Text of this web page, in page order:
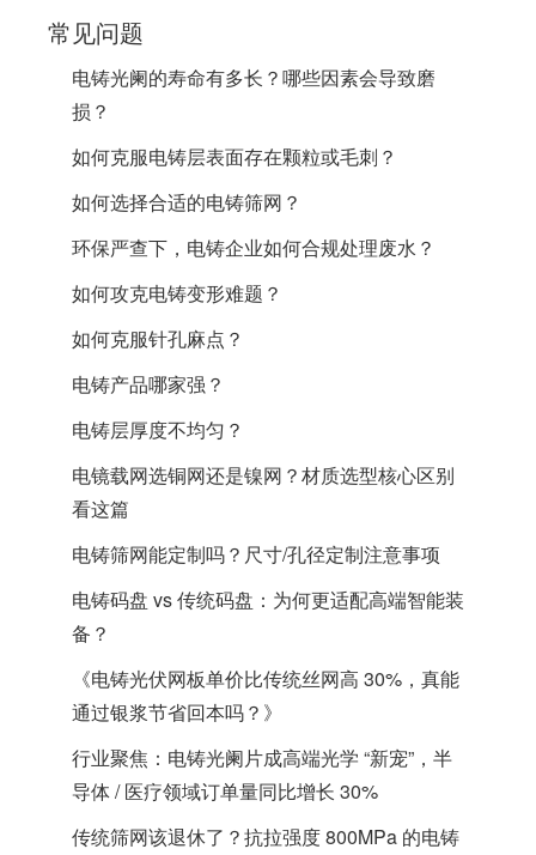
常见问题
电铸光阑的寿命有多长？哪些因素会导致磨
损？
如何克服电铸层表面存在颗粒或毛刺？
​如何选择合适的电铸筛网？
环保严查下，电铸企业如何合规处理废水？
如何攻克电铸变形难题？
如何克服针孔麻点？
电铸产品哪家强？
电铸层厚度不均匀？
电镜载网选铜网还是镍网？材质选型核心区别
看这篇
电铸筛网能定制吗？尺寸/孔径定制注意事项
电铸码盘 vs 传统码盘：为何更适配高端智能装
备？
《电铸光伏网板单价比传统丝网高 30%，真能
通过银浆节省回本吗？》
行业聚焦：电铸光阑片成高端光学 “新宠”，半
导体 / 医疗领域订单量同比增长 30%
传统筛网该退休了？抗拉强度 800MPa 的电铸